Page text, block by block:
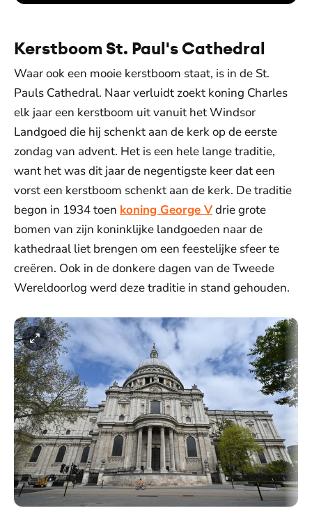
Kerstboom St. Paul's Cathedral
Waar ook een mooie kerstboom staat, is in de St.
Pauls Cathedral. Naar verluidt zoekt koning Charles
elk jaar een kerstboom uit vanuit het Windsor
Landgoed die hij schenkt aan de kerk op de eerste
zondag van advent. Het is een hele lange traditie,
want het was dit jaar de negentigste keer dat een
vorst een kerstboom schenkt aan de kerk. De traditie
begon in 1934 toen koning George Vdrie grote
bomen van zijn koninklijke landgoeden naar de
kathedraal liet brengen om een feestelijke sfeer te
creëren. Ook in de donkere dagen van de Tweede
Wereldoorlog werd deze traditie in stand gehouden.